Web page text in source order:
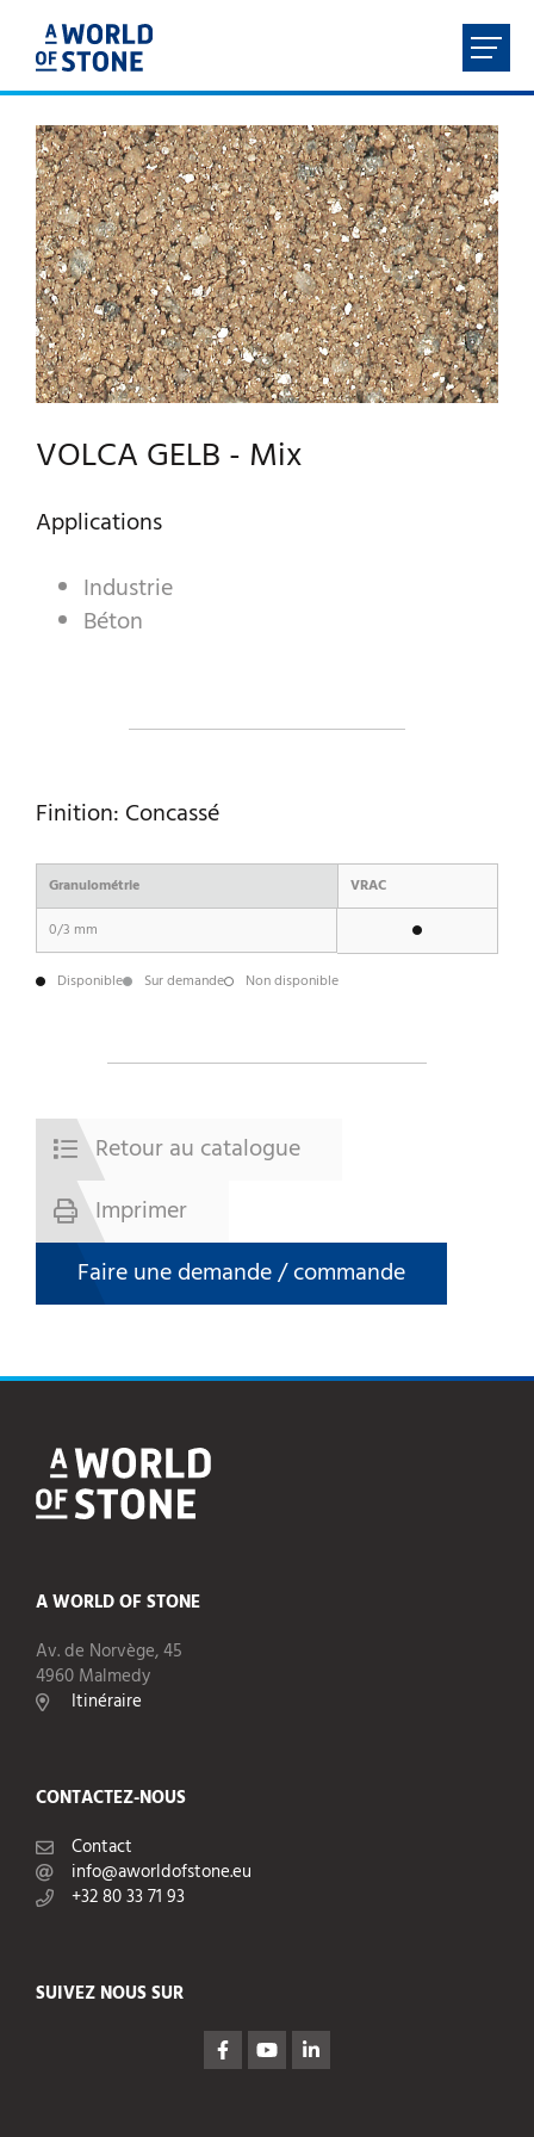
ACCUEIL
À PROPOS
PRODUITS
SERVICES
STONE-CUBE®
VOLCA GELB - Mix
Applications
Industrie
Béton
Finition: Concassé
Granulométrie
VRAC
0/3 mm
Disponible Sur demande Non disponible
Retour au catalogue
Imprimer
Faire une demande / commande
A WORLD OF STONE
Av. de Norvège, 45
4960 Malmedy
Itinéraire
CONTACTEZ-NOUS
Contact
info@aworldofstone.eu
+32 80 33 71 93
SUIVEZ NOUS SUR